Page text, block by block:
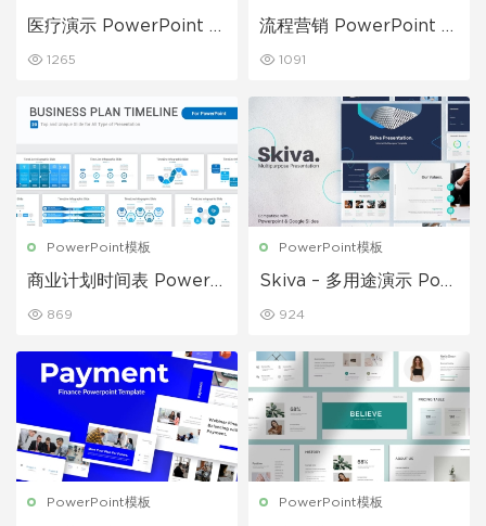
医疗演示 PowerPoint 模
1265
流程营销 PowerPoint 模
1091
PowerPoint模板
商业计划时间表 PowerP
869
PowerPoint模板
Skiva – 多用途演示 Pow
924
PowerPoint模板 PowerPoint模板